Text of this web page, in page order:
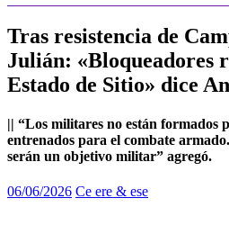
Tras resistencia de
Julián: «Bloqueadores
Estado de Sitio» dice
|| “Los militares no están formados
entrenados para el combate
serán un objetivo militar” agregó.
06/06/2026 Ce ere & ese